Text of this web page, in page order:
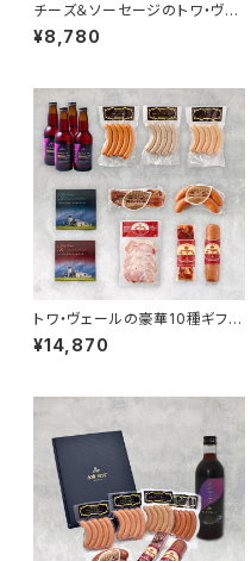
チーズ＆ソーセージのトワ・ヴェ
ールギフトセットと「黒松内カシ
スリキュール 500ml」1本
¥8,780
トワ・ヴェールの豪華10種ギフト
セットと「黒松内カシスエール 3
30ml」4本
¥14,870